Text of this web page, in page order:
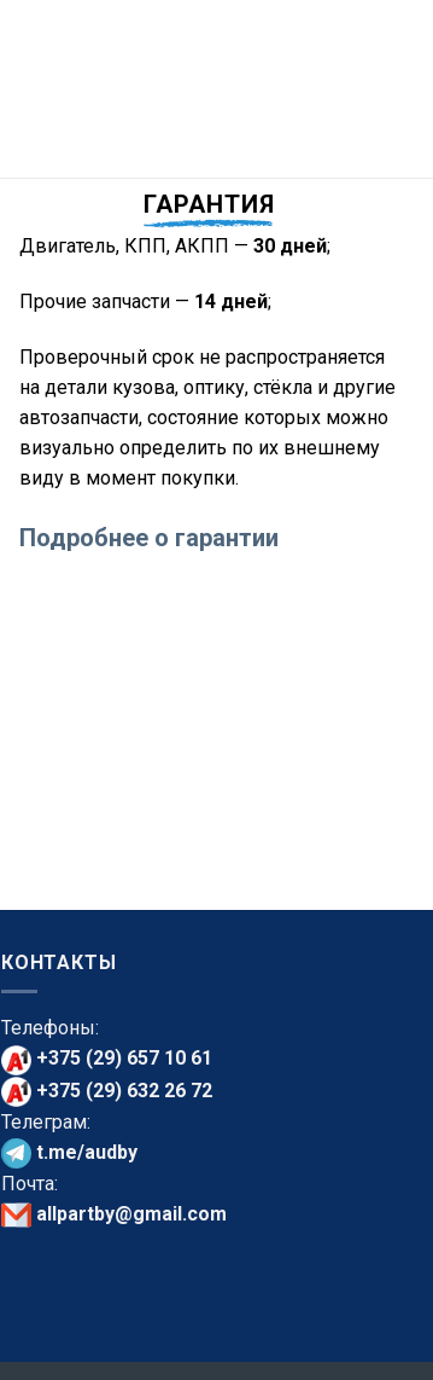
ГАРАНТИЯ
Двигатель, КПП, АКПП — 30 дней;
Прочие запчасти — 14 дней;
Проверочный срок не распространяется
на детали кузова, оптику, стёкла и другие
автозапчасти, состояние которых можно
визуально определить по их внешнему
виду в момент покупки.
Подробнее о гарантии
КОНТАКТЫ
Телефоны:
+375 (29) 657 10 61
+375 (29) 632 26 72
Телеграм:
t.me/audby
Почта:
allpartby@gmail.com